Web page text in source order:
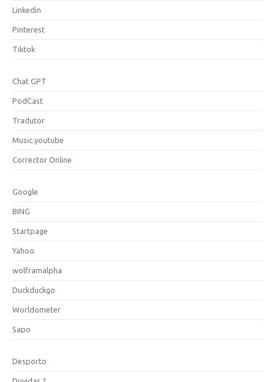
Linkedin
Pinterest
Tiktok
Chat GPT
PodCast
Tradutor
Music.youtube
Corrector Online
Google
BING
Startpage
Yahoo
wolframalpha
Duckduckgo
Worldometer
Sapo
Desporto